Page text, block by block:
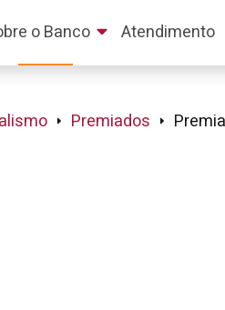
o Banco Atendimento
Premiados